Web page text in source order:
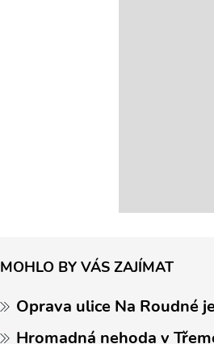
MOHLO BY VÁS ZAJÍMAT
Oprava ulice Na Roudné
Hromadná nehoda v